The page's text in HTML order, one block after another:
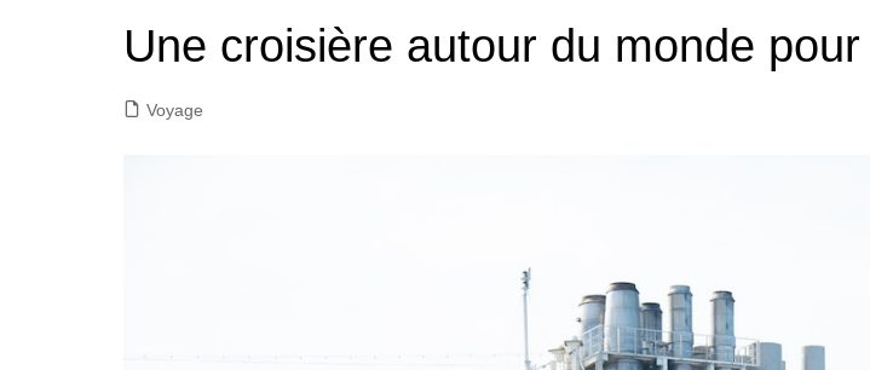
Une croisière autour du monde
Voyage